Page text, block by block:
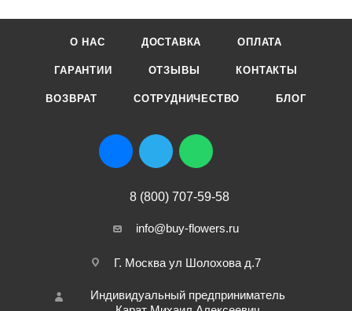
О НАС ДОСТАВКА ОПЛАТА
ГАРАНТИИ ОТЗЫВЫ КОНТАКТЫ
ВОЗВРАТ СОТРУДНИЧЕСТВО БЛОГ
8 (800) 707-59-58
info@buy-flowers.ru
Г. Москва ул Шолохова д.7
Индивидуальный предприниматель